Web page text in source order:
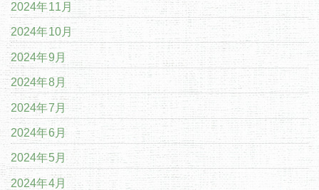
2024年11月
2024年10月
2024年9月
2024年8月
2024年7月
2024年6月
2024年5月
2024年4月